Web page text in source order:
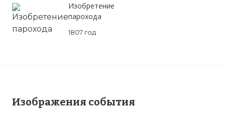
Изобретение
парохода
1807 год
Изображения события